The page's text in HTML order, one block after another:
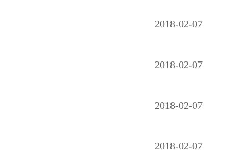
2018-02-07
2018-02-07
2018-02-07
2018-02-07